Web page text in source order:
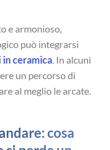
e armonioso,
può integrarsi
ceramica. In alcuni
un percorso di
al meglio le arcate.
cosa